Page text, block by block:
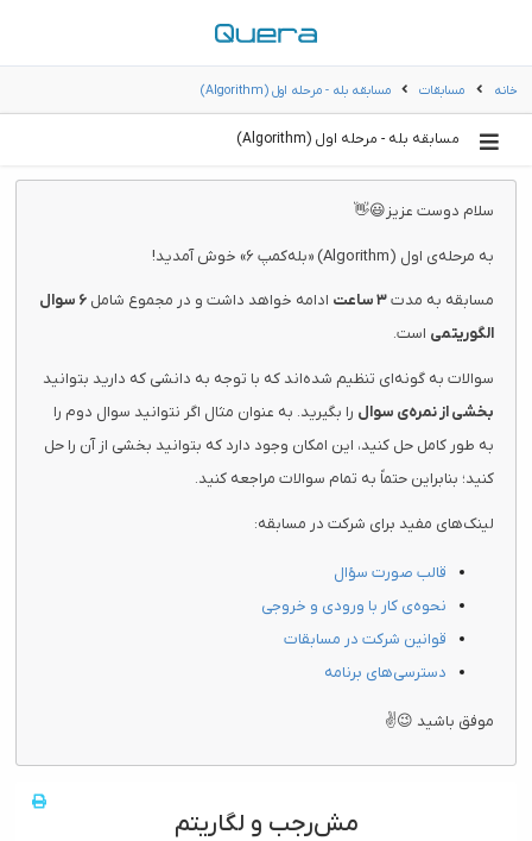
خانه مسابقات مسابقه بله - مرحله اول (Algorithm)
مسابقه بله - مرحله اول (Algorithm)
سلام دوست عزیز😃👋
به مرحله‌ی اول (Algorithm) «بله‌کمپ ۶» خوش آمدید!
مسابقه به مدت۳ ساعت ادامه خواهد داشت و در مجموع شامل ۶ سوال
الگوریتمی است.
سوالات به گونه‌ای تنظیم شده‌اند که با توجه به دانشی که دارید بتوانید
بخشی از نمره‌ی سوال را بگیرید. به عنوان مثال اگر نتوانید سوال دوم را
به طور کامل حل کنید، این امکان وجود دارد که بتوانید بخشی از آن را حل
کنید؛ بنابراین حتماً به تمام سوالات مراجعه کنید.
لینک‌های مفید برای شرکت در مسابقه:
قالب صورت سؤال
نحوه‌ی کار با ورودی و خروجی
قوانین شرکت در مسابقات
دسترسی‌های برنامه
موفق باشید 😉✌
مش‌رجب و لگاریتم